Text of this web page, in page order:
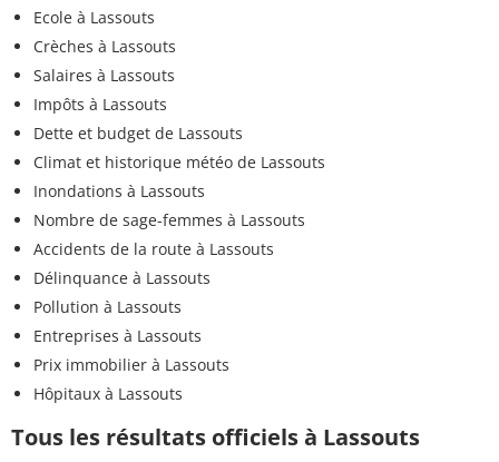
Ecole à Lassouts
Crèches à Lassouts
Salaires à Lassouts
Impôts à Lassouts
Dette et budget de Lassouts
Climat et historique météo de Lassouts
Inondations à Lassouts
Nombre de sage-femmes à Lassouts
Accidents de la route à Lassouts
Délinquance à Lassouts
Pollution à Lassouts
Entreprises à Lassouts
Prix immobilier à Lassouts
Hôpitaux à Lassouts
Tous les résultats officiels à Lassouts